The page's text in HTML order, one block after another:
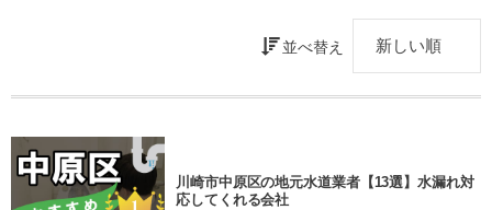
並べ替え
川崎市中原区の地元水道業者【13選】水漏れ対
応してくれる会社